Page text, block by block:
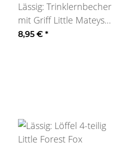
Lässig: Trinklernbecher
mit Griff Little Mateys
orange
8,95 € *